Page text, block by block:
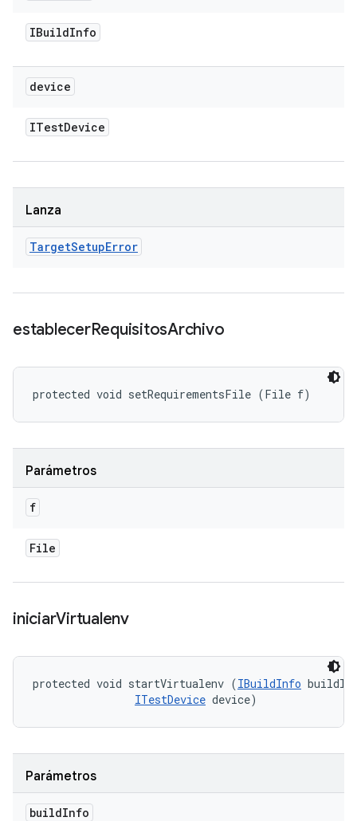
IBuildInfo
device
ITestDevice
Lanza
TargetSetupError
establecerRequisitosArchivo
protected void setRequirementsFile (File f)
Parámetros
f
File
iniciarVirtualenv
protected void startVirtualenv (IBuildInfo
ITestDevice device)
Parámetros
buildInfo